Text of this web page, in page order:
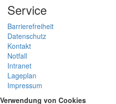
Service
Barrierefreiheit
Datenschutz
Kontakt
Notfall
Intranet
Lageplan
Impressum
Verwendung von Cookies